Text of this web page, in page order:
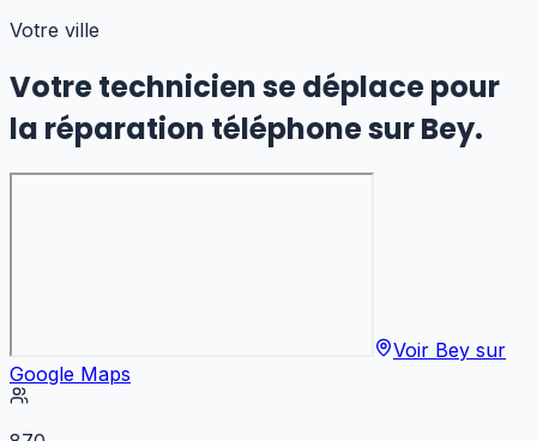
Votre ville
Votre technicien se déplace pour
la réparation téléphonesurBey.
Voir Bey sur
Google Maps